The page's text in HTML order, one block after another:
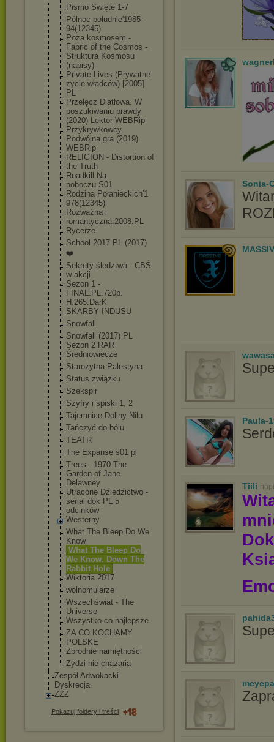
Pismo Swięte 1-7
Pólnoc południe'1985-
94(12345)
Poza kosmosem -
Fabric of the Cosmos -
Struktura Kosmosu
(napisy)
Private Lives (Prywatne
życie władców) [2005]
PL
Przełęcz Diatłowa. W
poszukiwaniu prawdy
(2020) Lektor WEBRip
Przykrywkowcy.
Podwójna gra (2019)
WEBRip
RELIGION - Distortion of
the Truth
Roadkill.Na
poboczu.S01
Rodzina Połanieckich'1
978(12345)
Rozważna i
romantyczna.2008.PL
Rycerze
School 2017 PL (2017)
❤️
Sekrety śledztwa - CBŚ
w akcji
Sezon 1 -
FINAL.PL.720p.
H.265.DarK
SKARBY INDUSU
Snowfall
Snowfall (2017) PL
Sezon 2 RAR
Średniowiecze
Starożytna Palestyna
Status związku
Szekspir
Szyfry i spiski 1, 2
Tajemnice Doliny Nilu
Tańczyć do bólu
TEATR
The Expanse s01 pl
Trees - 1970 The
Garden of Jane
Delawney
Utracone Dziedzictwo -
serial dok PL 5
odcinków
Westerny
What The Bleep Do We
Know
What The Bleep Do
We Know. Down The
Rabbit Hole
Wiktoria 2017
wolnomularze
Wszechświat - The
Universe
Wszystko co najlepsze
ZA CO KOCHAMY
POLSKĘ
Zbrodnie namiętności
Żydzi nie chazaria
Zespół Adwokacki
Dyskrecja
ZZZ
Pokazuj foldery i treści
Sonia-
Paula-
Tiili